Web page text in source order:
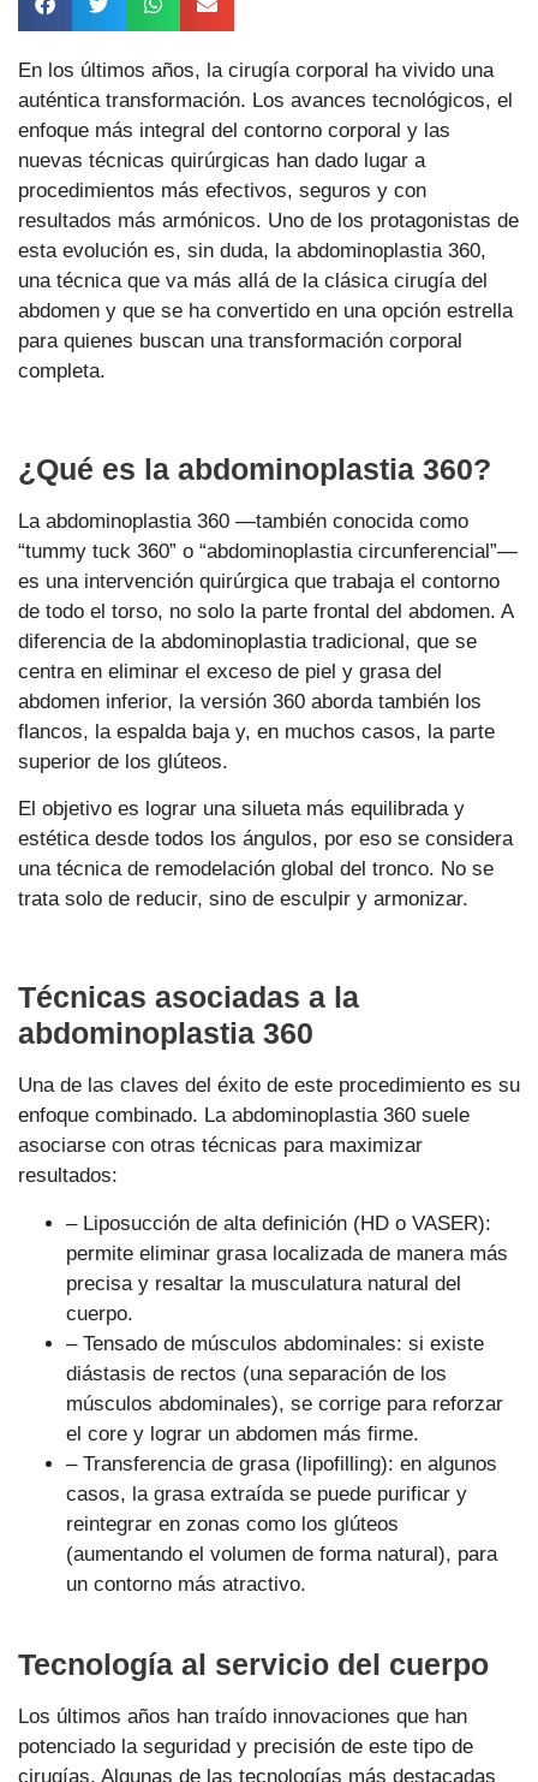
En los últimos años, la cirugía corporal ha vivido una
auténtica transformación. Los avances tecnológicos, el
enfoque más integral del contorno corporal y las
nuevas técnicas quirúrgicas han dado lugar a
procedimientos más efectivos, seguros y con
resultados más armónicos. Uno de los protagonistas de
esta evolución es, sin duda, la abdominoplastia 360,
una técnica que va más allá de la clásica cirugía del
abdomen y que se ha convertido en una opción estrella
para quienes buscan una transformación corporal
completa.
¿Qué es la abdominoplastia 360?
La abdominoplastia 360 —también conocida como
“tummy tuck 360” o “abdominoplastia circunferencial”—
es una intervención quirúrgica que trabaja el contorno
de todo el torso, no solo la parte frontal del abdomen. A
diferencia de la abdominoplastia tradicional, que se
centra en eliminar el exceso de piel y grasa del
abdomen inferior, la versión 360 aborda también los
flancos, la espalda baja y, en muchos casos, la parte
superior de los glúteos.
El objetivo es lograr una silueta más equilibrada y
estética desde todos los ángulos, por eso se considera
una técnica de remodelación global del tronco. No se
trata solo de reducir, sino de esculpir y armonizar.
Técnicas asociadas a la
abdominoplastia 360
Una de las claves del éxito de este procedimiento es su
enfoque combinado. La abdominoplastia 360 suele
asociarse con otras técnicas para maximizar
resultados:
– Liposucción de alta definición (HD o VASER):
permite eliminar grasa localizada de manera más
precisa y resaltar la musculatura natural del
cuerpo.
– Tensado de músculos abdominales: si existe
diástasis de rectos (una separación de los
músculos abdominales), se corrige para reforzar
el core y lograr un abdomen más firme.
– Transferencia de grasa (lipofilling): en algunos
casos, la grasa extraída se puede purificar y
reintegrar en zonas como los glúteos
(aumentando el volumen de forma natural), para
un contorno más atractivo.
Tecnología al servicio del cuerpo
Los últimos años han traído innovaciones que han
potenciado la seguridad y precisión de este tipo de
cirugías. Algunas de las tecnologías más destacadas